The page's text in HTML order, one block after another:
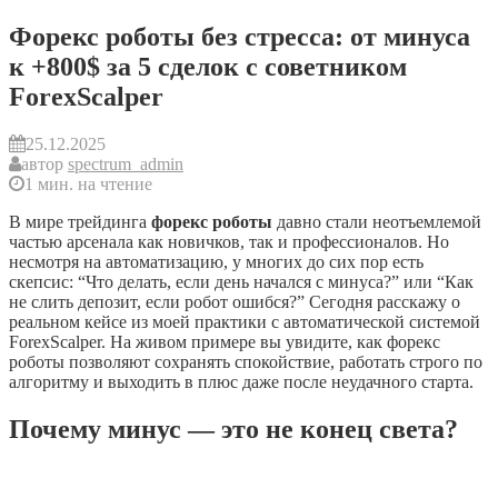
Форекс роботы без стресса: от минуса
к +800$ за 5 сделок с советником
ForexScalper
25.12.2025
автор spectrum_admin
1 мин. на чтение
В мире трейдинга форекс роботы давно стали неотъемлемой
частью арсенала как новичков, так и профессионалов. Но
несмотря на автоматизацию, у многих до сих пор есть
скепсис: “Что делать, если день начался с минуса?” или “Как
не слить депозит, если робот ошибся?” Сегодня расскажу о
реальном кейсе из моей практики с автоматической системой
ForexScalper. На живом примере вы увидите, как форекс
роботы позволяют сохранять спокойствие, работать строго по
алгоритму и выходить в плюс даже после неудачного старта.
Почему минус — это не конец света?